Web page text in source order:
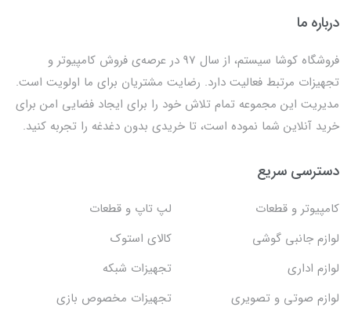
درباره ما
فروشگاه کوشا سیستم، از سال 97 در عرصه‌ی فروش کامپیوتر و
تجهیزات مرتبط فعالیت دارد. رضایت مشتریان برای ما اولویت است.
مدیریت این مجموعه تمام تلاش خود را برای ایجاد فضایی امن برای
خرید آنلاین شما نموده است، تا خریدی بدون دغدغه را تجربه کنید.
دسترسی سریع
کامپیوتر و قطعات
لپ تاپ و قطعات
لوازم جانبی گوشی
کالای استوک
لوازم اداری
تجهیزات شبکه
لوازم صوتی و تصویری
تجهیزات مخصوص بازی